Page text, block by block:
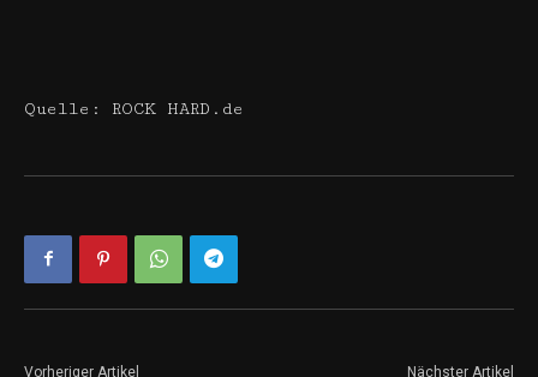
Quelle: ROCK HARD.de
Vorheriger Artikel Nächster Artikel